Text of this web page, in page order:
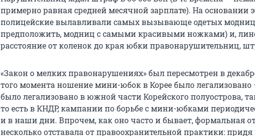
примерно равная средней месячной зарплате). На основании
полицейские вылавливали самых вызывающе одетых
предположить, модниц с самыми красивыми ножками) и,
расстояние от коленок до края юбки правонарушительниц,
«Закон о мелких правонарушениях» был пересмотрен в
того момента ношение мини-юбок в Корее было легализовано
было легализовано в южной части Корейского полуострова,
то есть в КНДР, кампании по борьбе с мини-юбками
и в наши дни. Впрочем, как оно часто и бывает, формальная
несколько отставала от правоохранительной практики: придя